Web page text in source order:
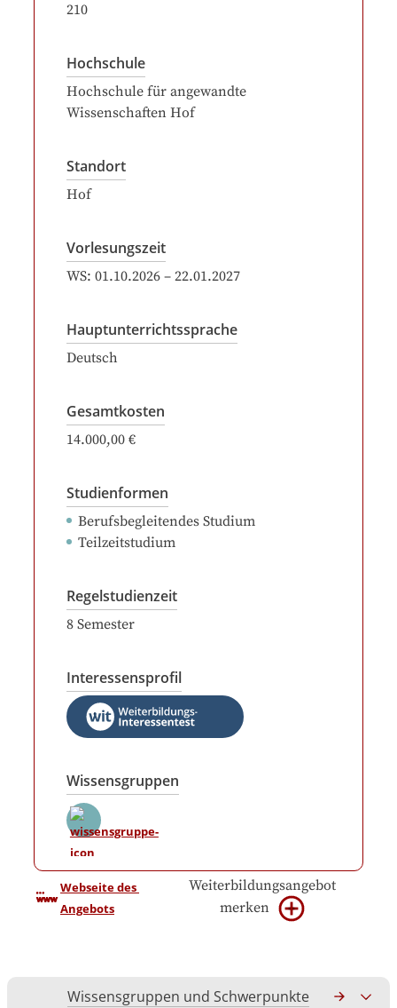
210
Hochschule
Hochschule für angewandte
Wissenschaften Hof
Standort
Hof
Vorlesungszeit
WS: 01.10.2026 – 22.01.2027
Hauptunterrichtssprache
Deutsch
Gesamtkosten
14.000,00 €
Studienformen
Berufsbegleitendes Studium
Teilzeitstudium
Regelstudienzeit
8 Semester
Interessensprofil
Wissensgruppen
Webseite des
Angebots
Weiterbildungsangebot
merken
Wissensgruppen und Schwerpunkte